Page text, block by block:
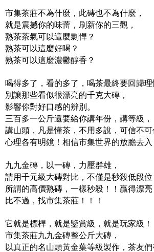
市集茶莊不為什麼，此磚也不為什麼，
就是震撼你的味蕾，刷新你的三觀，
熟茶茶氣可以這麼剽悍？
熟茶可以這麼好喝？
熟茶可以這麼濃鬱醇香？
喝得多了，看的多了，喝茶最終要回歸理
別讓那些看似很漂亮的千克大磚，
影響你對好口感的辨別。
三百多一公斤還要給你講年份，講等級，
講山頭，凡是懂茶，不用多說，可信不可
心理各有明鏡！相信市集世界的放膽去入
九九金磚，以一磚，力壓群雄，
請用千元級大磚對比，不僅是秒殺低段位
所謂的高價熟磚，一樣秒殺！！贏得漂亮
比不過，找市集茶莊！！！
它就是標桿，就是鑒賞級，就是玩家級！
市集茶莊九九金磚整公斤大磚，
以真正的名山頭黃金葉等級製作，茶友們